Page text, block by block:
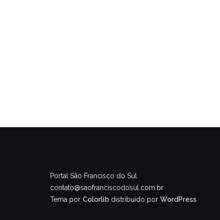
Portal São Francisco do Sul
contato@saofranciscodosul.com.br
Tema por Colorlib distribuído por WordPress